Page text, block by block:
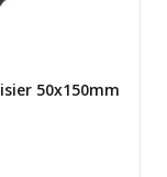
50x150mm